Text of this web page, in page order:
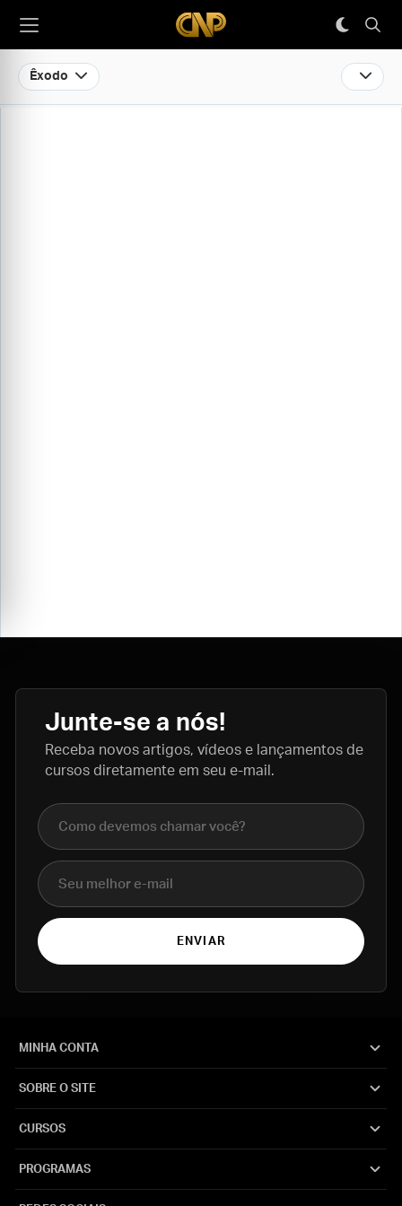
Êxodo
Junte-se a nós!
Receba novos artigos, vídeos e lançamentos de
cursos diretamente em seu e-mail.
Nome completo
E-mail
ENVIAR
MINHA CONTA
SOBRE O SITE
CURSOS
PROGRAMAS